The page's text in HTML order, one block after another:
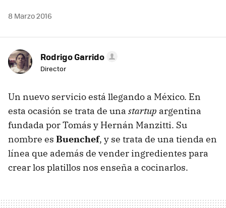
8 Marzo 2016
Rodrigo Garrido
Director
Un nuevo servicio está llegando a México. En
esta ocasión se trata de una startup argentina
fundada por Tomás y Hernán Manzitti. Su
nombre es Buenchef, y se trata de una tienda en
línea que además de vender ingredientes para
crear los platillos nos enseña a cocinarlos.